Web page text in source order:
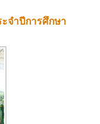
จำปีการศึกษา